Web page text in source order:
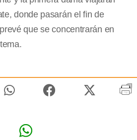
donde pasarán el fin de
que se concentrarán en